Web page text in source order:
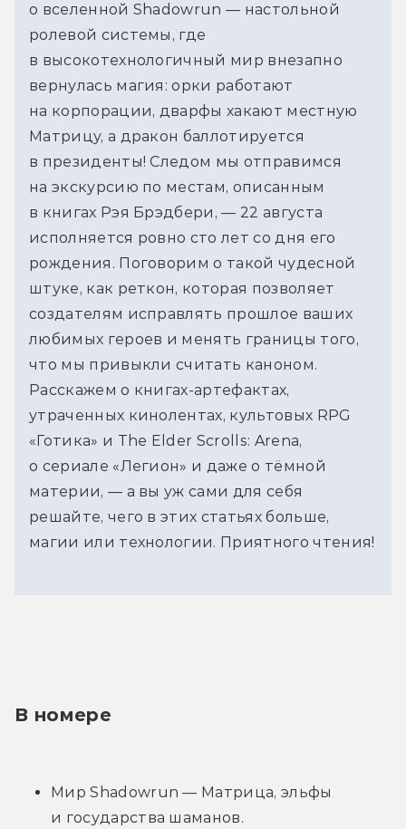
о вселенной Shadowrun — настольной
ролевой системы, где
в высокотехнологичный мир внезапно
вернулась магия: орки работают
на корпорации, дварфы хакают местную
Матрицу, а дракон баллотируется
в президенты! Следом мы отправимся
на экскурсию по местам, описанным
в книгах Рэя Брэдбери, — 22 августа
исполняется ровно сто лет со дня его
рождения. Поговорим о такой чудесной
штуке, как реткон, которая позволяет
создателям исправлять прошлое ваших
любимых героев и менять границы того,
что мы привыкли считать каноном.
Расскажем о книгах-артефактах,
утраченных кинолентах, культовых RPG
«Готика» и The Elder Scrolls: Arena,
о сериале «Легион» и даже о тёмной
материи, — а вы уж сами для себя
решайте, чего в этих статьях больше,
магии или технологии. Приятного чтения!
В номере
Мир Shadowrun — Матрица, эльфы
и государства шаманов.